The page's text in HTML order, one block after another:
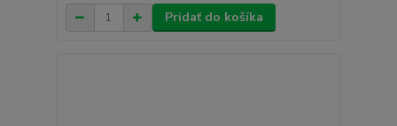
Pridať do košíka